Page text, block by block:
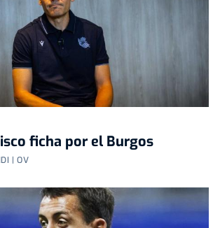
ficha por el Burgos
| OV